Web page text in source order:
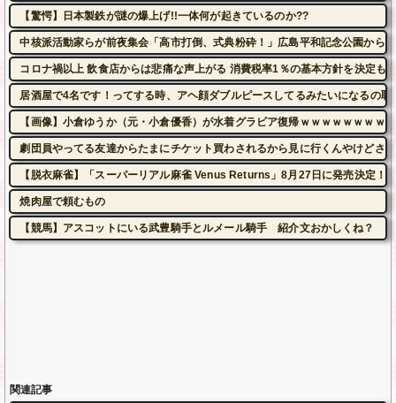
【驚愕】日本製鉄が謎の爆上げ!!一体何が起きているのか??
中核派活動家らが前夜集会「高市打倒、式典粉砕！」広島平和記念公園から
コロナ禍以上 飲食店からは悲痛な声上がる 消費税率1％の基本方針を決定も
居酒屋で4名です！ってする時、アヘ顔ダブルピースしてるみたいになるの恥
【画像】小倉ゆうか（元・小倉優香）が水着グラビア復帰ｗｗｗｗｗｗｗｗ
劇団員やってる友達からたまにチケット買わされるから見に行くんやけどさ
【脱衣麻雀】「スーパーリアル麻雀 Venus Returns」8月27日に発売決定！
焼肉屋で頼むもの
【競馬】アスコットにいる武豊騎手とルメール騎手 紹介文おかしくね？
関連記事